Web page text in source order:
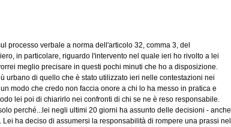
processo verbale a norma dell'articolo 32, comma 3, del
in particolare, riguardo l'intervento nel quale ieri ho rivolto a lei
meglio precisare in questi pochi minuti che ho a disposizione.
urbano di quello che è stato utilizzato ieri nelle contestazioni nei
modo che credo non faccia onore a chi lo ha messo in pratica e
lei poi di chiarirlo nei confronti di chi se ne è reso responsabile.
perché...lei negli ultimi 20 giorni ha assunto delle decisioni - anche
ha deciso di assumersi la responsabilità di rompere una prassi nel